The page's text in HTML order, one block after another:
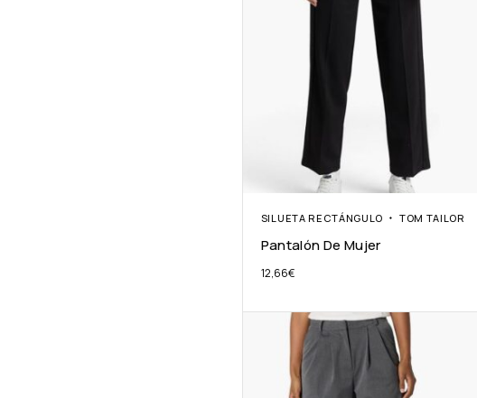
SILUETA RECTÁNGULO TOM TAILOR
Pantalón De Mujer
12,66€